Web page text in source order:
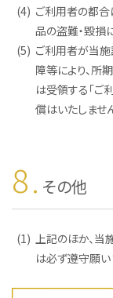
(4) ご利用者の都
品の盗難・毀損
(5) ご利用者が当
障等により、所
は受領する「
償はいたしませ
8. その他
(1) 上記のほか、当
は必ず遵守願い